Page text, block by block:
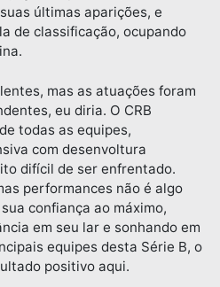
últimas aparições, e
de classificação, ocupando
mas as atuações foram
eu diria. O CRB
todas as equipes,
com desenvoltura
difícil de ser enfrentado.
performances não é algo
confiança ao máximo,
em seu lar e sonhando em
equipes desta Série B, o
positivo aqui.